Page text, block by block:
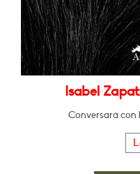
Isabel
Conversará con